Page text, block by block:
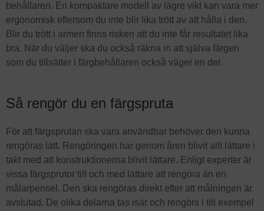
behållaren. En kompaktare modell av lägre vikt kan vara mer
ergonomisk eftersom du inte blir lika trött av att hålla i den.
Blir du trött i armen finns risken att du inte får resultatet lika
bra. När du väljer ska du också räkna in att själva färgen
som du tillsätter i färgbehållaren också väger en del.
Så rengör du en färgspruta
För att färgsprutan ska vara användbar behöver den kunna
rengöras lätt. Rengöringen har genom åren blivit allt lättare i
takt med att konstruktionerna blivit lättare. Enligt experter är
vissa färgsprutor till och med lättare att rengöra än en
målarpensel. Den ska rengöras direkt efter att målningen är
avslutad. De olika delarna tas isär och rengörs i till exempel